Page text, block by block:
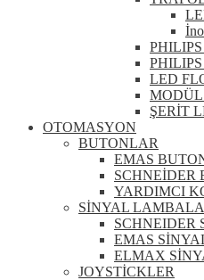
LED
ŞERİT
OTOMASYON
BUTONLAR
EMAS
SCHNEİDER
YARDIMCI
SİNYAL
EMAS
ELMAX
JOYSTİCKLER